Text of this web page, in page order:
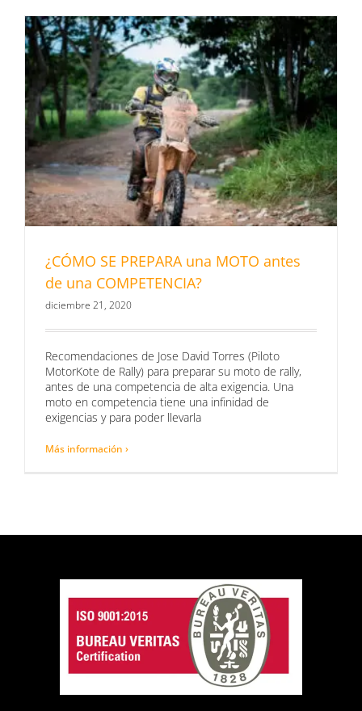
¿CÓMO SE PREPARA una MOTO antes
de una COMPETENCIA?
diciembre 21, 2020
Recomendaciones de Jose David Torres (Piloto
MotorKote de Rally) para preparar su moto de rally,
antes de una competencia de alta exigencia. Una
moto en competencia tiene una infinidad de
exigencias y para poder llevarla
Más información ›